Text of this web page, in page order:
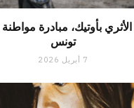
تونس
7 أبريل 2026